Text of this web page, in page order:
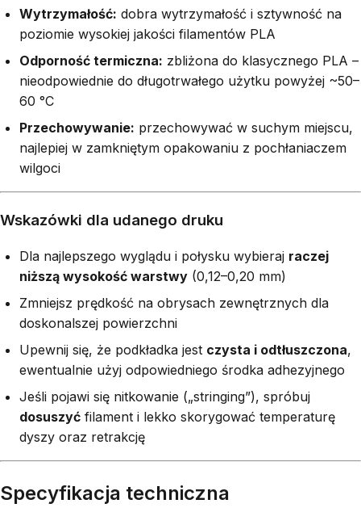
Wytrzymałość: dobra wytrzymałość i sztywność na
poziomie wysokiej jakości filamentów PLA
Odporność termiczna: zbliżona do klasycznego PLA –
nieodpowiednie do długotrwałego użytku powyżej ~50–
60 °C
Przechowywanie: przechowywać w suchym miejscu,
najlepiej w zamkniętym opakowaniu z pochłaniaczem
wilgoci
Wskazówki dla udanego druku
Dla najlepszego wyglądu i połysku wybieraj raczej
niższą wysokość warstwy (0,12–0,20 mm)
Zmniejsz prędkość na obrysach zewnętrznych dla
doskonalszej powierzchni
Upewnij się, że podkładka jest czysta i odtłuszczona,
ewentualnie użyj odpowiedniego środka adhezyjnego
Jeśli pojawi się nitkowanie („stringing”), spróbuj
dosuszyć filament i lekko skorygować temperaturę
dyszy oraz retrakcję
Specyfikacja techniczna